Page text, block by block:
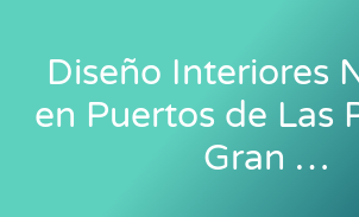
Diseño Interiores
en Puertos de Las
Gran …